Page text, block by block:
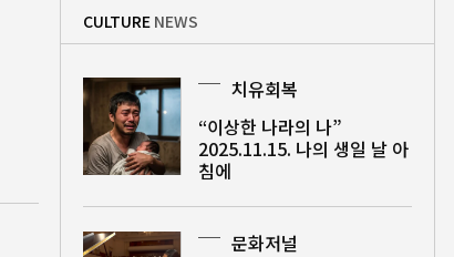
CULTURE NEWS
치유회복
“이상한 나라의 나”
2025.11.15. 나의 생일 날 아
침에
문화저널